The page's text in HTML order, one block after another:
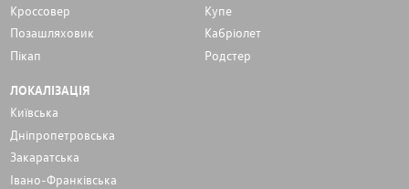
Кроссовер
Купе
Позашляховик
Кабріолет
Пікап
Родстер
ЛОКАЛІЗАЦІЯ
Київська
Дніпропетровська
Закаратська
Івано-Франківська